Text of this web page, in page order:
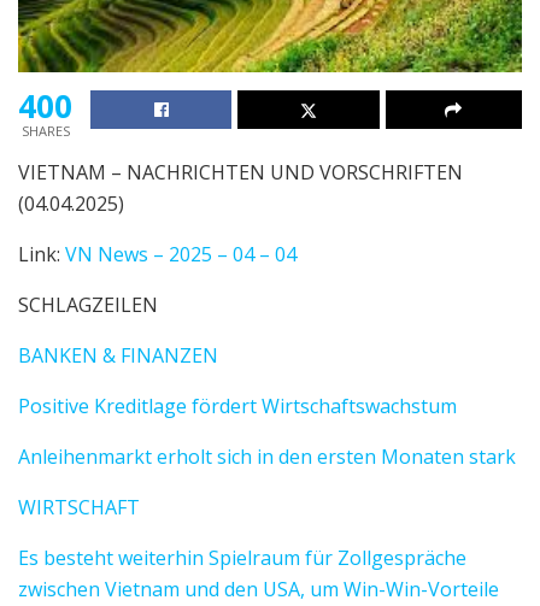
400
SHARES
VIETNAM – NACHRICHTEN UND VORSCHRIFTEN
(04.04.2025)
Link: VN News – 2025 – 04 – 04
SCHLAGZEILEN
BANKEN & FINANZEN
Positive Kreditlage fördert Wirtschaftswachstum
Anleihenmarkt erholt sich in den ersten Monaten stark
WIRTSCHAFT
Es besteht weiterhin Spielraum für Zollgespräche
zwischen Vietnam und den USA, um Win-Win-Vorteile